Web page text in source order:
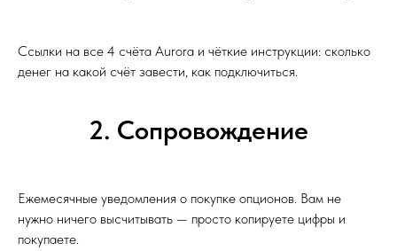
Ссылки на все 4 счёта Aurora и чёткие инструкции: сколько
денег на какой счёт завести, как подключиться.
2. Сопровождение
Ежемесячные уведомления о покупке опционов. Вам не
нужно ничего высчитывать — просто копируете цифры и
покупаете.